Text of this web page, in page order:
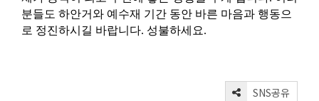
분들도 하안거와 예수재 기간 동안 바른 마음과 행동으
로 정진하시길 바랍니다. 성불하세요.
SNS공유